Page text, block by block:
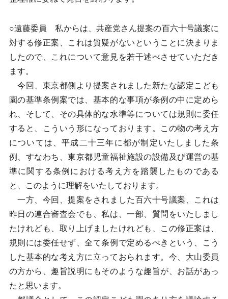
○遠藤委員 私からは、共産党さん提案の百六十号議案に
対する修正案、これは質疑がないということに決まりま
したので、これについて意見を若干述べさせていただき
ます。
今回、東京都側より提案されました新たな認定こども
園の基準条例案では、基本的な事項が条例の中に定めら
れ、そして、その具体的な水準等については規則に委任
すると、こういう形になっております。この物の考え方
については、平成二十三年に都が制定いたしました条
例、すなわち、東京都児童福祉施設の設備及び運営の基
準に関する条例における考え方を踏襲したものである
と、このように理解をいたしております。
一方、今回、提案をされました百六十号議案、これは
昨日の連合審査会でも、私は、一部、質問をいたしまし
たけれども、取り上げましたけれども、この修正案は、
規則には委任せず、全て条例で定めるべきという、こう
した基本的な考え方に立っておられます。今、大山委員
の方から、趣旨説明にもそのような趣旨が、お話があっ
たと思います。